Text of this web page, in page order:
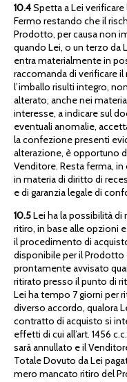
10.4Spetta a Lei
Fermo restando che il
Prodotto, per causa non
quando Lei, o un terzo da
entra materialmente in
raccomanda di verificare
l’imballo risulti integro,
alterato, anche nei
interesse, a indicare sul
eventuali anomalie,
la confezione presenti
alterazione, è opportuno
Venditore. Resta ferma,
in materia di diritto di
e di garanzia legale di
10.5Lei ha la possibilità
ritiro, in base alle opzioni
il procedimento di
disponibile per il Prodotto
prontamente avvisato
ritirato presso il punto di
Lei ha tempo 7 giorni per
diverso accordo, qualora
contratto di acquisto si
effetti di cui all’art. 1456
sarà annullato e il
Totale Dovuto da Lei
mero mancato ritiro del